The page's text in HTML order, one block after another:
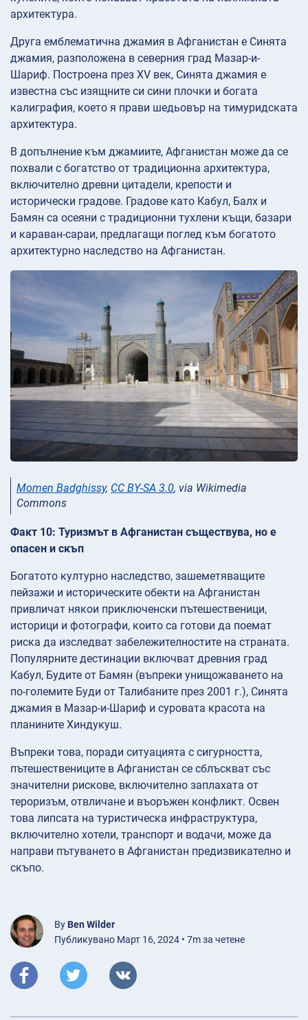
архитектура.
Друга емблематична джамия в Афганистан е Синята
джамия, разположена в северния град Мазар-и-
Шариф. Построена през XV век, Синята джамия е
известна със изящните си сини плочки и богата
калиграфия, което я прави шедьовър на тимуридската
архитектура.
В допълнение към джамиите, Афганистан може да се
похвали с богатство от традиционна архитектура,
включително древни цитадели, крепости и
исторически градове. Градове като Кабул, Балх и
Бамян са осеяни с традиционни тухлени къщи, базари
и караван-сараи, предлагащи поглед към богатото
архитектурно наследство на Афганистан.
Momen Badghissy, CC BY-SA 3.0, via Wikimedia
Commons
Факт 10: Туризмът в Афганистан съществува, но е
опасен и скъп
Богатото културно наследство, зашеметяващите
пейзажи и историческите обекти на Афганистан
привличат някои приключенски пътешественици,
историци и фотографи, които са готови да поемат
риска да изследват забележителностите на страната.
Популярните дестинации включват древния град
Кабул, Будите от Бамян (въпреки унищожаването на
по-големите Буди от Талибаните през 2001 г.), Синята
джамия в Мазар-и-Шариф и суровата красота на
планините Хиндукуш.
Въпреки това, поради ситуацията с сигурността,
пътешествениците в Афганистан се сблъскват със
значителни рискове, включително заплахата от
тероризъм, отвличане и въоръжен конфликт. Освен
това липсата на туристическа инфраструктура,
включително хотели, транспорт и водачи, може да
направи пътуването в Афганистан предизвикателно и
скъпо.
By Ben Wilder
Публикувано Март 16, 2024 • 7m за четене